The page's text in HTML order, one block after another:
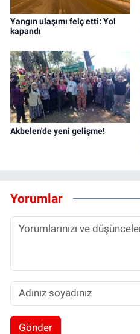
Yangın ulaşımı felç etti: Yol
kapandı
Akbelen'de yeni gelişme!
Yorumlar
Gönder